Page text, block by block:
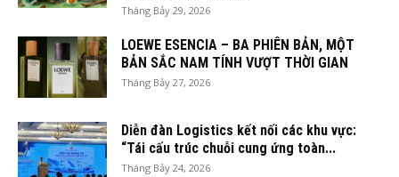
Tháng Bảy 29, 2026
LOEWE ESENCIA – BA PHIÊN BẢN, MỘT
BẢN SẮC NAM TÍNH VƯỢT THỜI GIAN
Tháng Bảy 27, 2026
Diễn đàn Logistics kết nối các khu vực:
“Tái cấu trúc chuỗi cung ứng toàn...
Tháng Bảy 24, 2026